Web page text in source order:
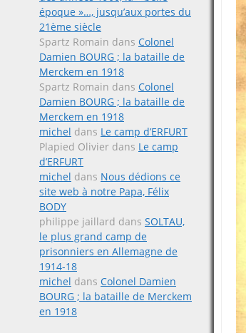
époque »…, jusqu’aux portes du
21ème siècle
Spartz Romain dans Colonel
Damien BOURG ; la bataille de
Merckem en 1918
Spartz Romain dans Colonel
Damien BOURG ; la bataille de
Merckem en 1918
michel dans Le camp d’ERFURT
Plapied Olivier dans Le camp
d’ERFURT
michel dans Nous dédions ce
site web à notre Papa, Félix
BODY
philippe jaillard dans SOLTAU,
le plus grand camp de
prisonniers en Allemagne de
1914-18
michel dans Colonel Damien
BOURG ; la bataille de Merckem
en 1918